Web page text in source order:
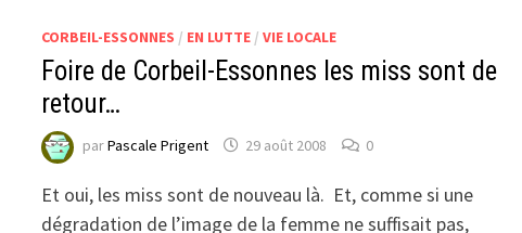
CORBEIL-ESSONNES / EN LUTTE /VIE LOCALE
Foire de Corbeil-Essonnes les miss sont de
retour…
parPascale Prigent 29 août 2008 0
Et oui, les miss sont de nouveau là. Et, comme si une
dégradation de l’image de la femme ne suffisait pas,